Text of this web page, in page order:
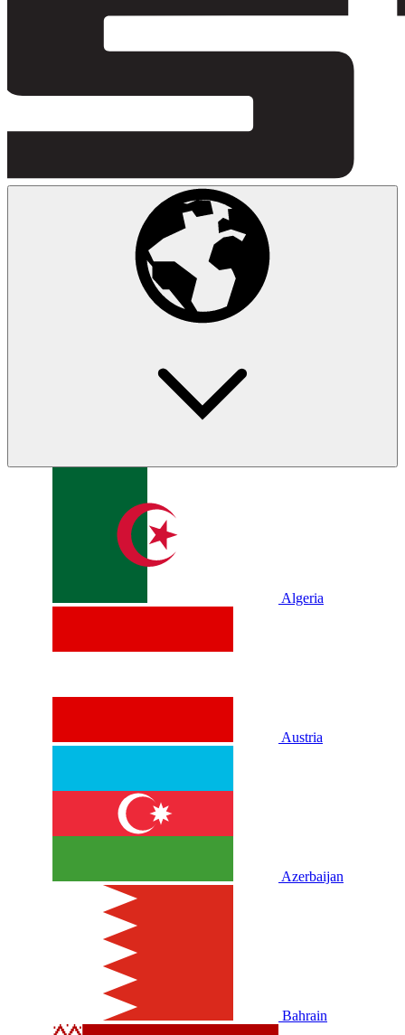
Algeria
Austria
Azerbaijan
Bahrain